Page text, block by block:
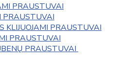
PRAUSTUVAI
PRAUSTUVAI
KLIJUOJAMI PRAUSTUVAI
PRAUSTUVAI
PRAUSTUVAI